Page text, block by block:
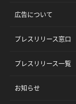
広告について
プレスリリース窓口
プレスリリース一覧
お知らせ